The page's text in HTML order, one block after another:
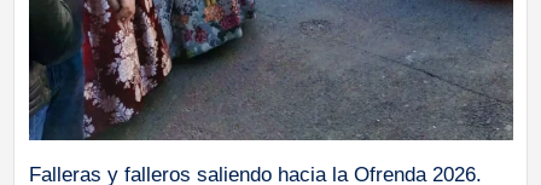
Falleras y falleros saliendo hacia la Ofrenda 2026.